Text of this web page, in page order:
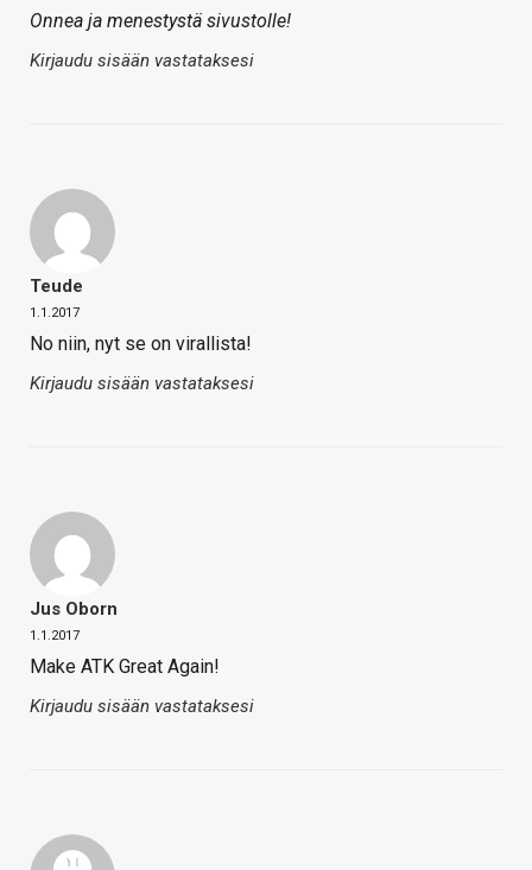
Onnea ja menestystä sivustolle!
Kirjaudu sisään vastataksesi
Teude
1.1.2017
No niin, nyt se on virallista!
Kirjaudu sisään vastataksesi
Jus Oborn
1.1.2017
Make ATK Great Again!
Kirjaudu sisään vastataksesi